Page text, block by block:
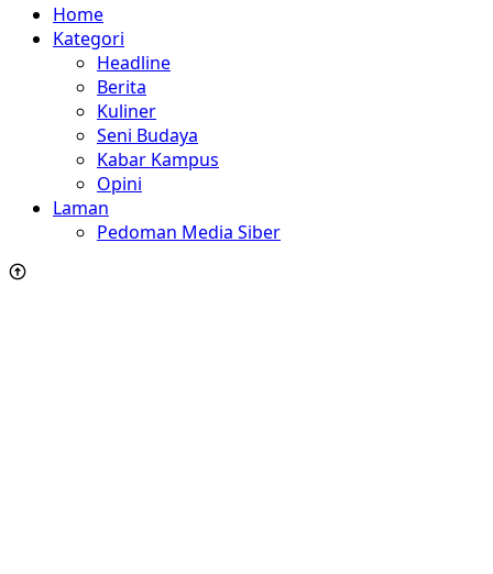
Home
Kategori
Headline
Berita
Kuliner
Seni Budaya
Kabar Kampus
Opini
Laman
Pedoman Media Siber